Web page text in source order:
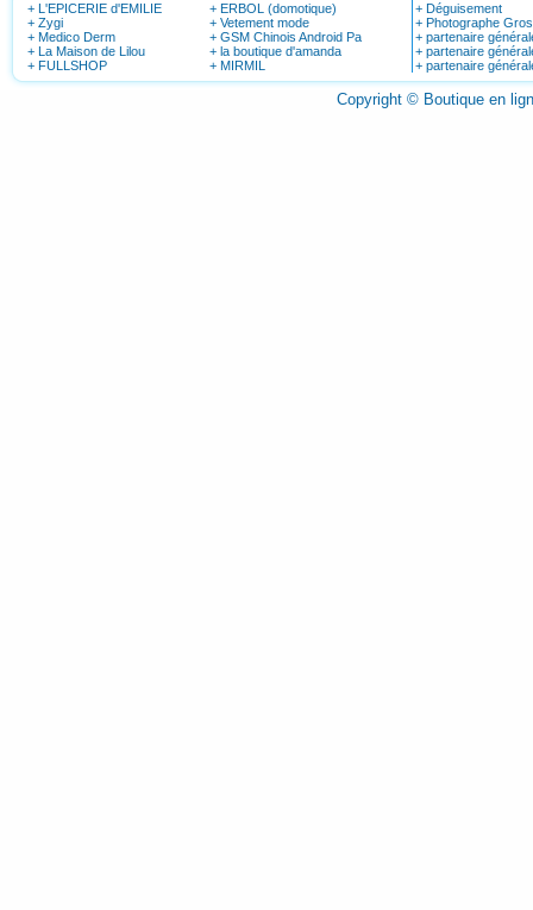
+ L'EPICERIE d'EMILIE
+ Zygi
+ Medico Derm
+ La Maison de Lilou
+ FULLSHOP
+ ERBOL (domotique)
+ Vetement mode
+ GSM Chinois Android Pa
+ la boutique d'amanda
+ MIRMIL
+ Déguisement
+ Photographe
+ partenaire
+ partenaire
+ partenaire
Copyright © Boutique en